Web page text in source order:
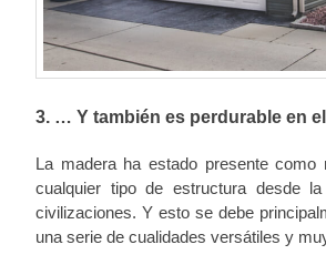
3. … Y también es perdurable en
La madera ha estado presente como
cualquier tipo de estructura desde
civilizaciones. Y esto se debe
una serie de cualidades versátiles y